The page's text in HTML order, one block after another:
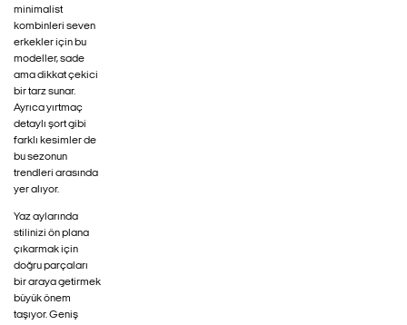
minimalist
kombinleri seven
erkekler için bu
modeller, sade
ama dikkat çekici
bir tarz sunar.
Ayrıca yırtmaç
detaylı şort gibi
farklı kesimler de
bu sezonun
trendleri arasında
yer alıyor.
Yaz aylarında
stilinizi ön plana
çıkarmak için
doğru parçaları
bir araya getirmek
büyük önem
taşıyor. Geniş